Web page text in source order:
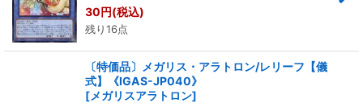
30円(税込)
残り16点
〔特価品〕メガリス・アラトロン/レリーフ【儀
式】《IGAS-JP040》
[メガリスアラトロン]